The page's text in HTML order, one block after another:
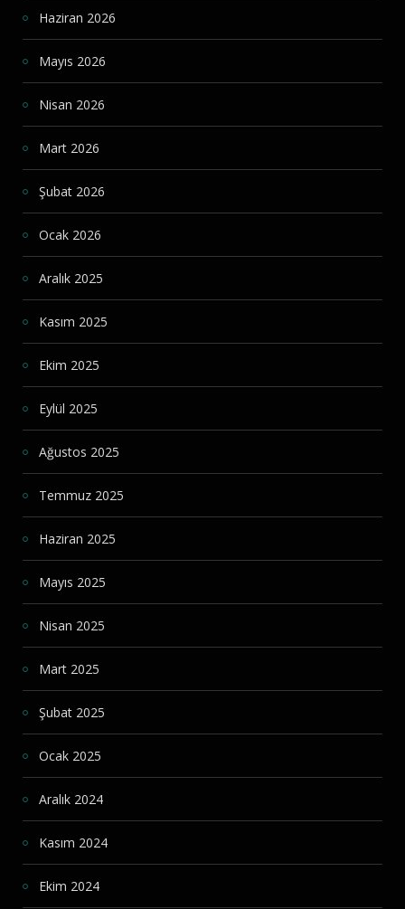
Haziran 2026
Mayıs 2026
Nisan 2026
Mart 2026
Şubat 2026
Ocak 2026
Aralık 2025
Kasım 2025
Ekim 2025
Eylül 2025
Ağustos 2025
Temmuz 2025
Haziran 2025
Mayıs 2025
Nisan 2025
Mart 2025
Şubat 2025
Ocak 2025
Aralık 2024
Kasım 2024
Ekim 2024